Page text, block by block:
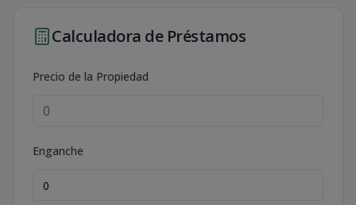
Calculadora de Préstamos
Precio de la Propiedad
Enganche